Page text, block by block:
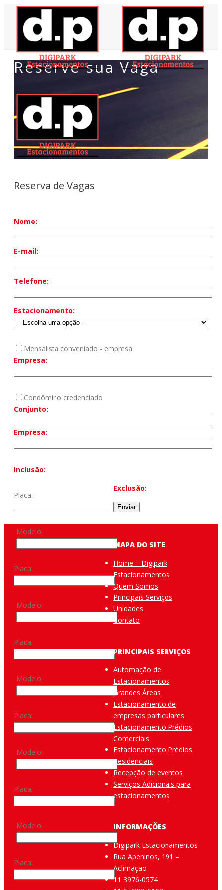
Reserve sua Vaga
Reserva de Vagas
Nome:
E-mail:
Telefone:
Estacionamento:
Mensalista conveniado - empresa
Empresa:
Condômino credenciado
Conjunto:
Empresa:
Inclusão:
Placa:
Modelo:
Placa:
Modelo:
Placa:
Modelo:
Exclusão:
Placa:
Modelo:
Placa:
Modelo:
Placa:
MAPA DO SITE
Home – Digipark
Estacionamentos
Quem Somos
Principais Serviços
Unidades
Contato
PRINCIPAIS SERVIÇOS
Automação de
Estacionamentos
Grandes Áreas
Estacionamento de
empresas particulares
Estacionamento Prédios
Comerciais
Estacionamento Prédios
Residenciais
Recepção de eventos
Serviços Adicionais para
estacionamentos
INFORMAÇÕES
Digipark Estacionamentos
Rua Apeninos, 191 –
Aclimação
11 3976-0574